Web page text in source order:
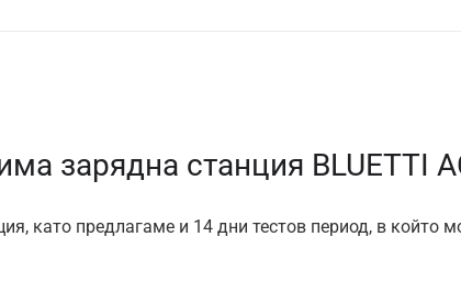
зарядна станция BLUETTI
като предлагаме и 14 дни тестов период, в който